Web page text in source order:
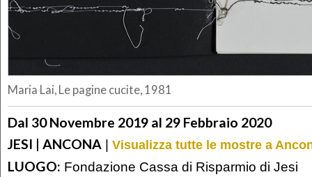
Maria Lai, Le pagine cucite, 1981
Dal 30 Novembre 2019 al 29 Febbraio 2020
JESI | ANCONA | Visualizza tutte le mostre a
LUOGO: Fondazione Cassa di Risparmio di Jesi